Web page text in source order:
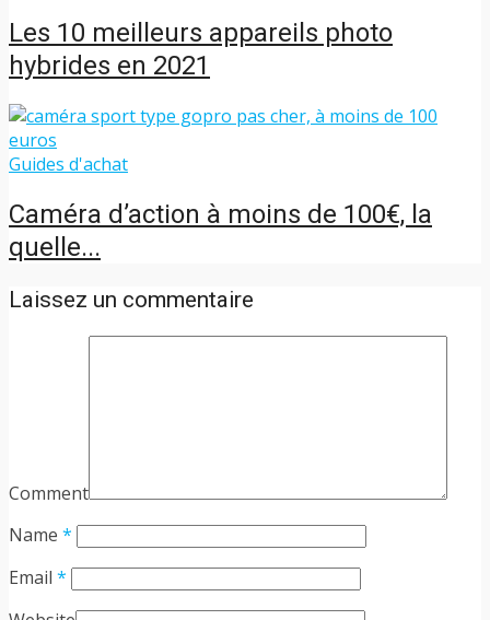
Les 10 meilleurs appareils photo
hybrides en 2021
Guides d'achat
Caméra d’action à moins de 100€, la
quelle...
Laissez un commentaire
Comment
Name *
Email *